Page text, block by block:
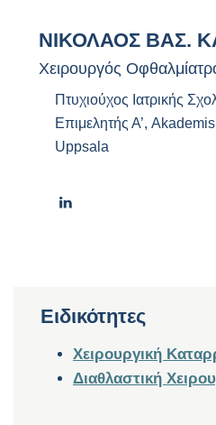
ΝΙΚΟΛΑΟΣ ΒΑΣ.
Χειρουργός
Πτυχιούχος Ιατρικής
Επιμελητής Α’,
Uppsala
Ειδικότητες
Χειρουργική
Διαθλαστική